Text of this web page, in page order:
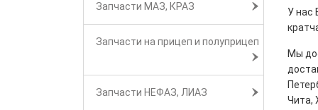
Запчасти МАЗ, КРАЗ
Запчасти на прицеп и полуприцеп
Запчасти НЕФАЗ, ЛИАЗ
У нас
Мы
Чита,